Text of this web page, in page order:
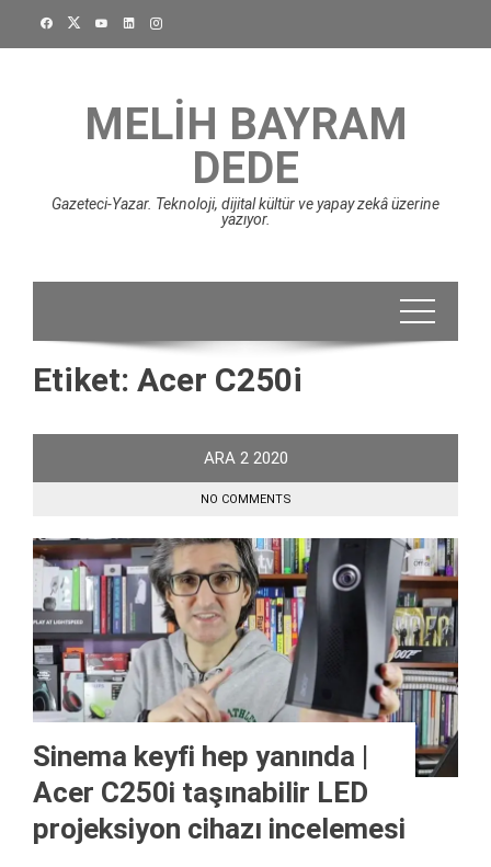
MELIH BAYRAM
DEDE
Gazeteci-Yazar. Teknoloji, dijital kültür ve yapay zekâ üzerine
yazıyor.
Etiket: Acer C250i
ARA 2 2020
NO COMMENTS
Sinema keyfi hep yanında |
Acer C250i taşınabilir LED
projeksiyon cihazı incelemesi